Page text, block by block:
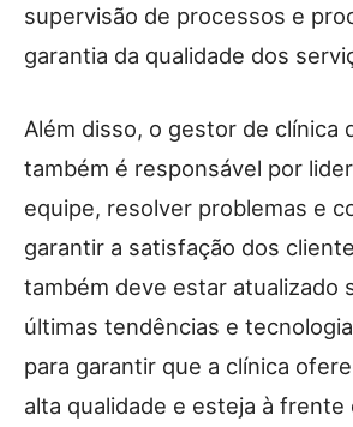
supervisão de processos e
garantia da qualidade dos
Além disso, o gestor de clínica
também é responsável por
equipe, resolver problemas e
garantir a satisfação dos
também deve estar atualizado
últimas tendências e
para garantir que a clínica
alta qualidade e esteja à frente